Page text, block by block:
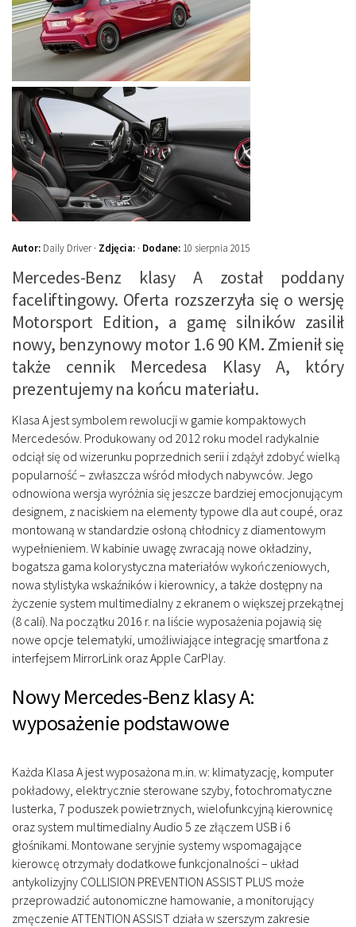
Autor: Daily Driver · Zdjęcia: · Dodane: 10 sierpnia 2015
Mercedes-Benz klasy A został poddany
faceliftingowy. Oferta rozszerzyła się o wersję
Motorsport Edition, a gamę silników zasilił
nowy, benzynowy motor 1.6 90 KM. Zmienił się
także cennik Mercedesa Klasy A, który
prezentujemy na końcu materiału.
Klasa A jest symbolem rewolucji w gamie kompaktowych
Mercedesów. Produkowany od 2012 roku model radykalnie
odciął się od wizerunku poprzednich serii i zdążył zdobyć wielką
popularność – zwłaszcza wśród młodych nabywców. Jego
odnowiona wersja wyróżnia się jeszcze bardziej emocjonującym
designem, z naciskiem na elementy typowe dla aut coupé, oraz
montowaną w standardzie osłoną chłodnicy z diamentowym
wypełnieniem. W kabinie uwagę zwracają nowe okładziny,
bogatsza gama kolorystyczna materiałów wykończeniowych,
nowa stylistyka wskaźników i kierownicy, a także dostępny na
życzenie system multimedialny z ekranem o większej przekątnej
(8 cali). Na początku 2016 r. na liście wyposażenia pojawią się
nowe opcje telematyki, umożliwiające integrację smartfona z
interfejsem MirrorLink oraz Apple CarPlay.
Nowy Mercedes-Benz klasy A:
wyposażenie podstawowe
Każda Klasa A jest wyposażona m.in. w: klimatyzację, komputer
pokładowy, elektrycznie sterowane szyby, fotochromatyczne
lusterka, 7 poduszek powietrznych, wielofunkcyjną kierownicę
oraz system multimedialny Audio 5 ze złączem USB i 6
głośnikami. Montowane seryjnie systemy wspomagające
kierowcę otrzymały dodatkowe funkcjonalności – układ
antykolizyjny COLLISION PREVENTION ASSIST PLUS może
przeprowadzić autonomiczne hamowanie, a monitorujący
zmęczenie ATTENTION ASSIST działa w szerszym zakresie